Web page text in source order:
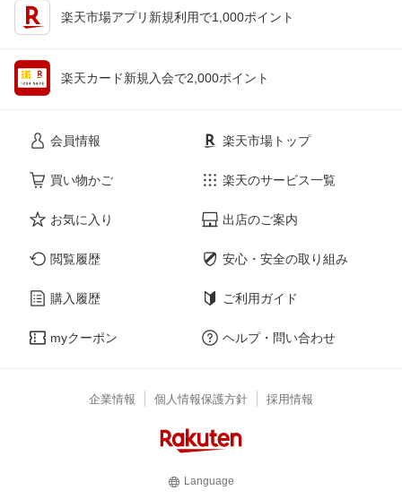
楽天市場アプリ新規利用で1,000ポイント
楽天カード新規入会で2,000ポイント
会員情報
買い物かご
お気に入り
閲覧履歴
購入履歴
myクーポン
楽天市場トップ
楽天のサービス一覧
出店のご案内
安心・安全の取り組み
ご利用ガイド
ヘルプ・問い合わせ
企業情報 個人情報保護方針 採用情報
Language